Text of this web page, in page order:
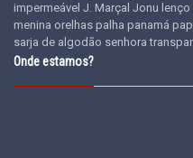
impermeável J. Marçal Jonu lenço
menina orelhas palha panamá
sarja de algodão senhora
Onde estamos?